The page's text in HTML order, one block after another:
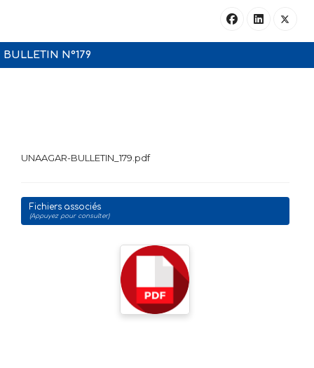
BULLETIN N°179
UNAAGAR-BULLETIN_179.pdf
Fichiers associés
(Appuyez pour consulter)